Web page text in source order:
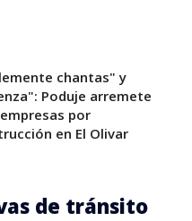
chantas" y
Poduje arremete
por
en El Olivar
de tránsito